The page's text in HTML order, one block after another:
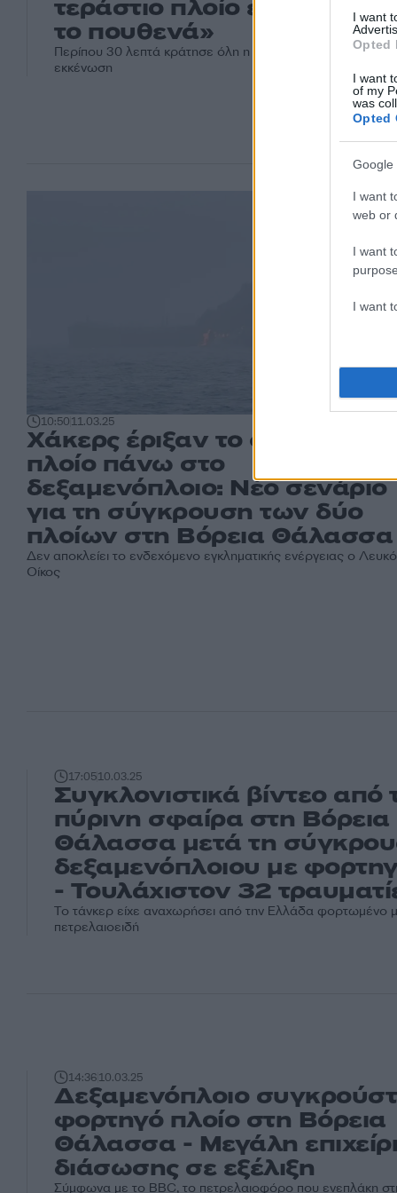
I want
Opted
I want
of my
was
Opted
Google
I want
web or
I want
I want
τεράστιο πλοίο
το πουθενά»
Περίπου 30 λεπτά κράτησε όλη η διαδικασία, από τη
εκκένωση
10:5011.03.25
Χάκερς έριξαν το φορτηγό
πλοίο πάνω στο
δεξαμενόπλοιο: Νέο σενάριο
για τη σύγκρουση των δύο
πλοίων στη Βόρεια Θάλασσα
Δεν αποκλείει το ενδεχόμενο εγκληματικής ενέργειας ο
Οίκος
17:0510.03.25
Συγκλονιστικά βίντεο από
πύρινη σφαίρα στη Βόρεια
Θάλασσα μετά τη
δεξαμενόπλοιου με
- Τουλάχιστον 32
Το τάνκερ είχε αναχωρήσει από την Ελλάδα φορτωμένο
πετρελαιοειδή
14:3610.03.25
Δεξαμενόπλοιο
φορτηγό πλοίο στη Βόρεια
Θάλασσα - Μεγάλη
διάσωσης σε εξέλιξη
Σύμφωνα με το BBC, το πετρελαιοφόρο που ενεπλάκη